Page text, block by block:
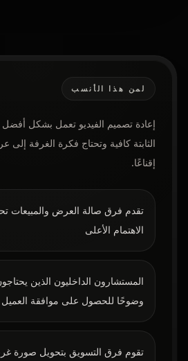
لمن هذا الأنسب
إعادة تصميم الفيديو تعمل بشكل أفضل
الثابتة كافية وتحتاج فكرة الغرفة إلى
إقناعًا.
تقدم فرق صالة العرض والمبيعات
الاهتمام الأعلى
المستشارون الداخليون الذين
وضوحًا للحصول على موافقة العميل
تقوم فرق التسويق بتحويل صورة